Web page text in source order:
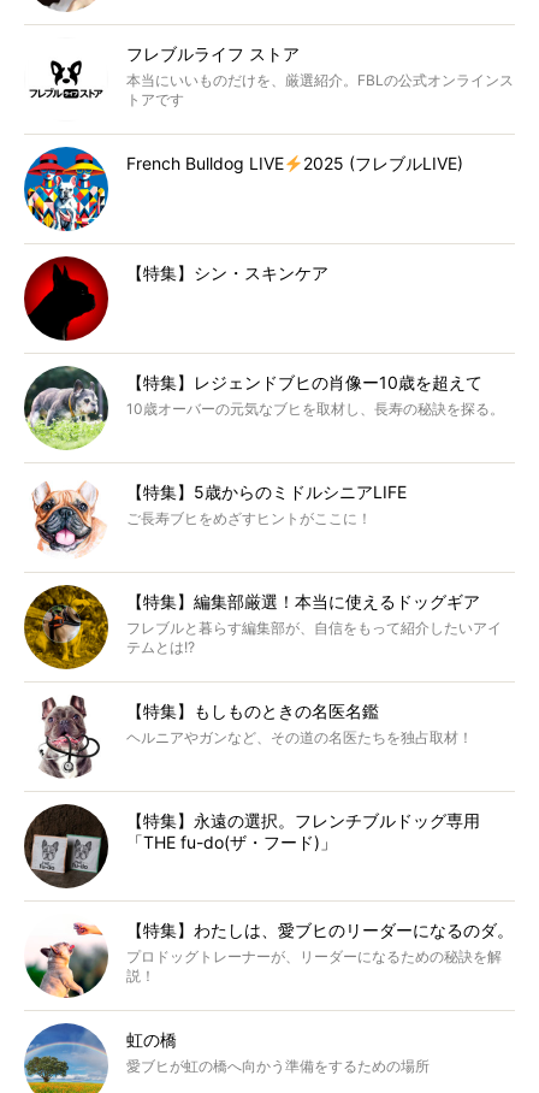
フレブルライフ ストア
本当にいいものだけを、厳選紹介。FBLの公式オンラインス
トアです
French Bulldog LIVE 2025 (フレブルLIVE)
【特集】シン・スキンケア
【特集】レジェンドブヒの肖像ー10歳を超えて
10歳オーバーの元気なブヒを取材し、長寿の秘訣を探る。
【特集】5歳からのミドルシニアLIFE
ご長寿ブヒをめざすヒントがここに！
【特集】編集部厳選！本当に使えるドッグギア
フレブルと暮らす編集部が、自信をもって紹介したいアイ
テムとは!?
【特集】もしものときの名医名鑑
ヘルニアやガンなど、その道の名医たちを独占取材！
【特集】永遠の選択。フレンチブルドッグ専用
「THE fu-do(ザ・フード)」
【特集】わたしは、愛ブヒのリーダーになるのダ。
プロドッグトレーナーが、リーダーになるための秘訣を解
説！
虹の橋
愛ブヒが虹の橋へ向かう準備をするための場所